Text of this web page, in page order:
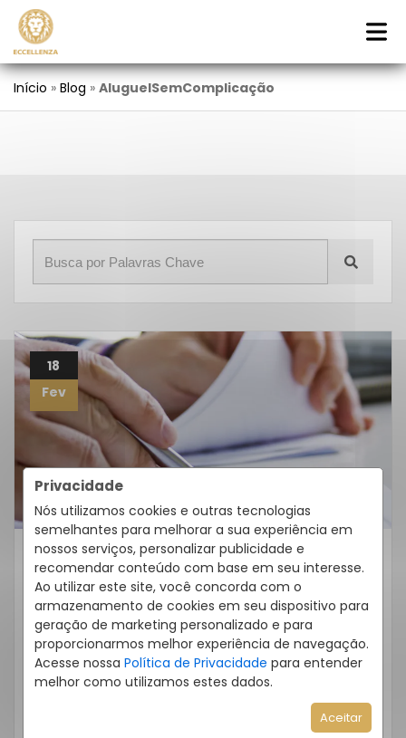
Início » Blog » AluguelSemComplicação
Privacidade
Nós utilizamos cookies e outras tecnologias
semelhantes para melhorar a sua experiência em
nossos serviços, personalizar publicidade e
recomendar conteúdo com base em seu interesse.
Ao utilizar este site, você concorda com o
armazenamento de cookies em seu dispositivo para
geração de marketing personalizado e para
proporcionarmos melhor experiência de navegação.
Acesse nossa Política de Privacidade para entender
melhor como utilizamos estes dados.
Aceitar
18
Fev
Quero Alugar
Como Fazer A Renovação De
Contrato De Aluguel Com A
Imobiliária Eccellenza?
A renovação do contrato de aluguel é um
momento importante tanto para o inquilino
quanto para o proprietário, pois garante […]